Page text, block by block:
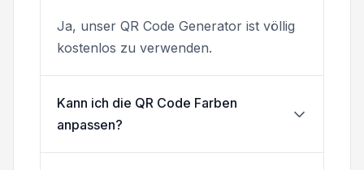
Ja, unser QR Code Generator ist völlig
kostenlos zu verwenden.
Kann ich die QR Code Farben
anpassen?